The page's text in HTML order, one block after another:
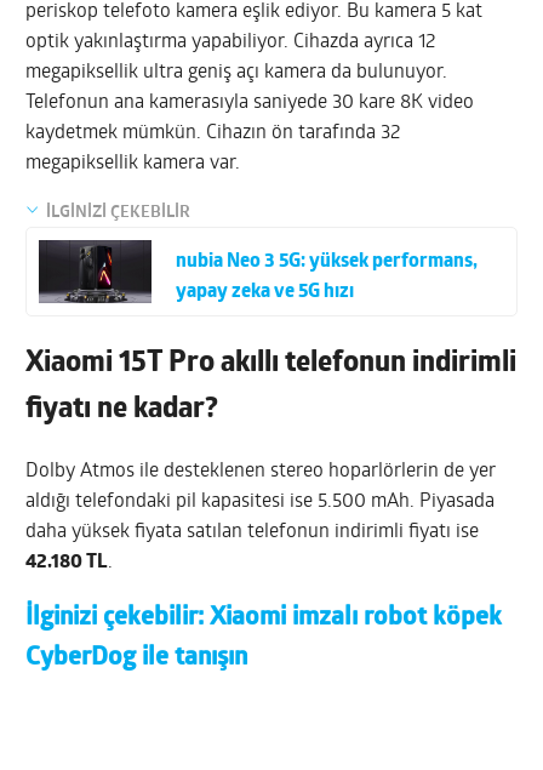
periskop telefoto kamera eşlik ediyor. Bu kamera 5 kat
optik yakınlaştırma yapabiliyor. Cihazda ayrıca 12
megapiksellik ultra geniş açı kamera da bulunuyor.
Telefonun ana kamerasıyla saniyede 30 kare 8K video
kaydetmek mümkün. Cihazın ön tarafında 32
megapiksellik kamera var.
İLGİNİZİ ÇEKEBİLİR
nubia Neo 3 5G: yüksek performans,
yapay zeka ve 5G hızı
Xiaomi 15T Pro akıllı telefonun indirimli
fiyatı ne kadar?
Dolby Atmos ile desteklenen stereo hoparlörlerin de yer
aldığı telefondaki pil kapasitesi ise 5.500 mAh. Piyasada
daha yüksek fiyata satılan telefonun indirimli fiyatı ise
42.180 TL.
İlginizi çekebilir:Xiaomi imzalı robot köpek
CyberDog ile tanışın